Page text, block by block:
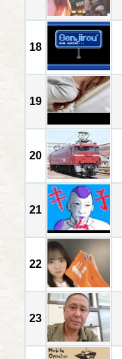
18
19
20
21
22
23